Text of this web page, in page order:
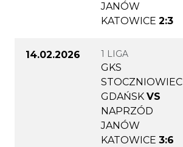
JANÓW
KATOWICE 2:3
14.02.2026 1 LIGA
GKS
STOCZNIOWIEC
GDAŃSK VS
NAPRZÓD
JANÓW
KATOWICE 3:6